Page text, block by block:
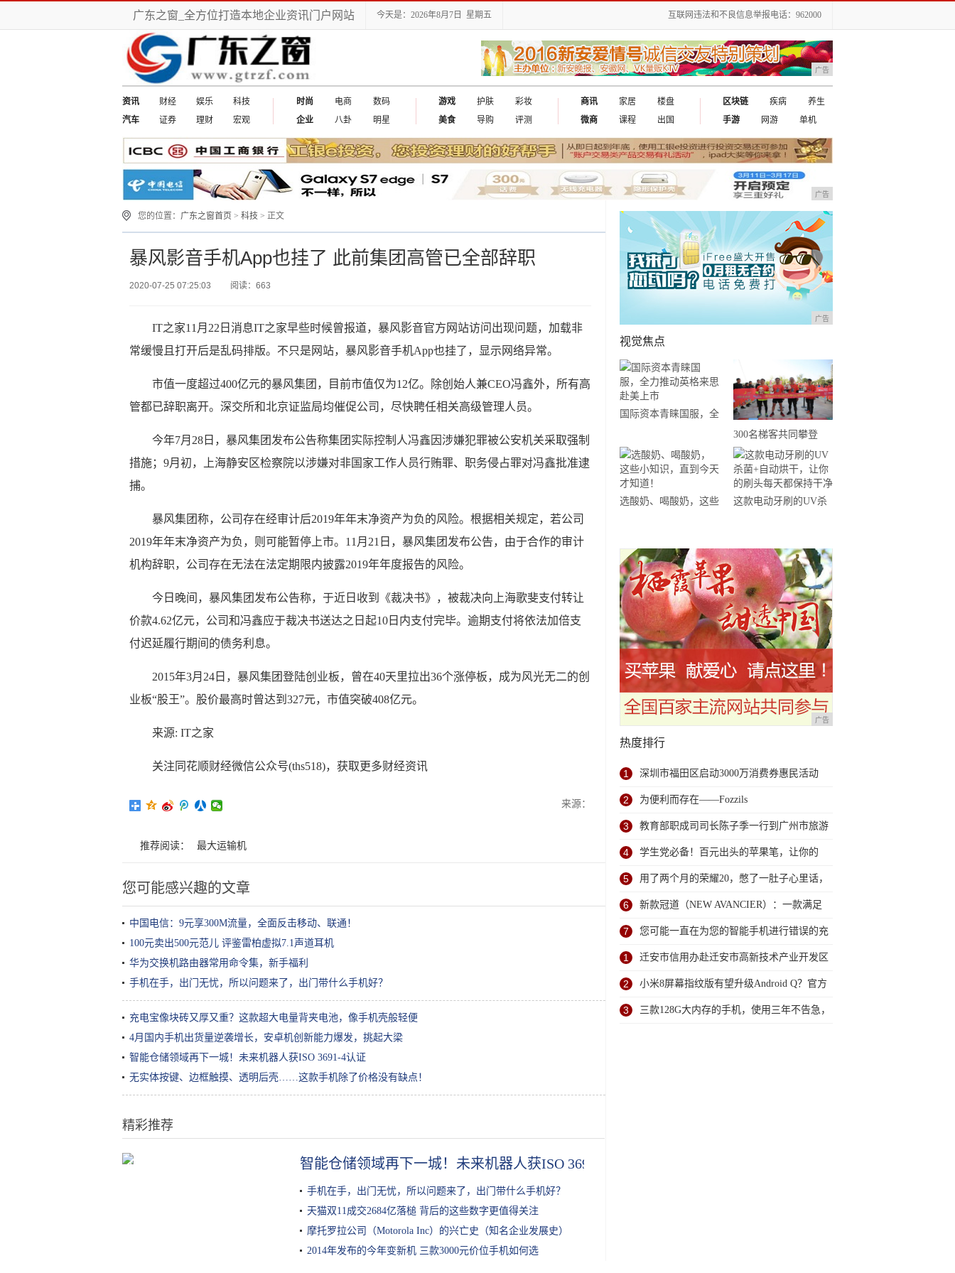
广东之窗_全方位打造本地企业资讯门户网站 今天是：2026年8月7日 星期五 互联网违法和不良信息举报电话：962000
广告
资讯 财经 娱乐
科技
汽车
证券 理财 宏观
时尚 电商
数码
企业
八卦 明星
游戏 护肤
彩妆
美食
导购 评测
商讯 家居
楼盘
微商
课程 出国
区块链 疾病
养生
手游
网游 单机
广告
您的位置： 广东之窗首页 > 科技 > 正文
暴风影音手机App也挂了 此前集团高管已全部辞职
2020-07-25 07:25:03 阅读：663
IT之家11月22日消息IT之家早些时候曾报道，暴风影音官方网站访问出现问题，加载非
常缓慢且打开后是乱码排版。不只是网站，暴风影音手机App也挂了，显示网络异常。
市值一度超过400亿元的暴风集团，目前市值仅为12亿。除创始人兼CEO冯鑫外，所有高
管都已辞职离开。深交所和北京证监局均催促公司，尽快聘任相关高级管理人员。
今年7月28日，暴风集团发布公告称集团实际控制人冯鑫因涉嫌犯罪被公安机关采取强制
措施；9月初，上海静安区检察院以涉嫌对非国家工作人员行贿罪、职务侵占罪对冯鑫批准逮
捕。
暴风集团称，公司存在经审计后2019年年末净资产为负的风险。根据相关规定，若公司
2019年年末净资产为负，则可能暂停上市。11月21日，暴风集团发布公告，由于合作的审计
机构辞职，公司存在无法在法定期限内披露2019年年度报告的风险。
今日晚间，暴风集团发布公告称，于近日收到《裁决书》，被裁决向上海歌斐支付转让
价款4.62亿元，公司和冯鑫应于裁决书送达之日起10日内支付完毕。逾期支付将依法加倍支
付迟延履行期间的债务利息。
2015年3月24日，暴风集团登陆创业板，曾在40天里拉出36个涨停板，成为风光无二的创
业板“股王”。股价最高时曾达到327元，市值突破408亿元。
来源: IT之家
关注同花顺财经微信公众号(ths518)，获取更多财经资讯
来源：
推荐阅读： 最大运输机
您可能感兴趣的文章
中国电信：9元享300M流量，全面反击移动、联通！
100元卖出500元范儿 评鉴雷柏虚拟7.1声道耳机
华为交换机路由器常用命令集，新手福利
手机在手，出门无忧，所以问题来了，出门带什么手机好？
充电宝像块砖又厚又重？这款超大电量背夹电池，像手机壳般轻便
4月国内手机出货量逆袭增长，安卓机创新能力爆发，挑起大梁
智能仓储领域再下一城！未来机器人获ISO 3691-4认证
无实体按键、边框触摸、透明后壳……这款手机除了价格没有缺点！
精彩推荐
大姐校门外卖小吃，常被家长常嫌
智能仓储领域再下一城！未来机器人获ISO 3691-4认证
手机在手，出门无忧，所以问题来了，出门带什么手机好？
天猫双11成交2684亿落槌 背后的这些数字更值得关注
摩托罗拉公司（Motorola Inc）的兴亡史（知名企业发展史）
2014年发布的今年变新机 三款3000元价位手机如何选
广告
视觉焦点
国际资本青睐国服，全
市
300名梯客共同攀登
2019国际垂直马拉松超
级精英赛顺德海骏达中
心站欢乐开跑
选酸奶、喝酸奶，这些
这款电动牙刷的UV杀
广告
热度排行
1 深圳市福田区启动3000万消费券惠民活动
2 为便利而存在——Fozzils
3 教育部职成司司长陈子季一行到广州市旅游
商务职业学校考察调研
4 学生党必备！百元出头的苹果笔，让你的
iPad成为学习神器
5 用了两个月的荣耀20，憋了一肚子心里话，
今天终于一吐为快
6 新款冠道（NEW AVANCIER）：一款满足
任何苛刻要求的SUV
7 您可能一直在为您的智能手机进行错误的充
电方式
1 迁安市信用办赴迁安市高新技术产业开发区
考察信用园区建设工作
2 小米8屏幕指纹版有望升级Android Q？官方
称正在评估
3 三款128G大内存的手机，使用三年不告急，